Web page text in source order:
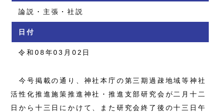
論説・主張・社説
日付
令和08年03月02日
今号掲載の通り、神社本庁の第三期過疎地域等神社
活性化推進施策推進神社・推進支部研究会が二月十二
日から十三日にかけて、また研究会終了後の十三日午